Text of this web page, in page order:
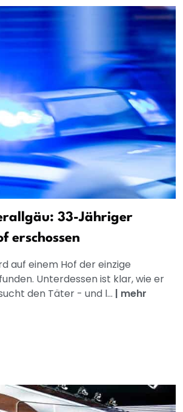
33-Jähriger
erschossen
auf einem Hof der einzige
Unterdessen ist klar, wie er
den Täter - und l... | mehr